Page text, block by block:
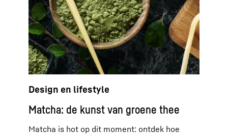
Design en lifestyle
Matcha: de kunst van groene thee
Matcha is hot op dit moment: ontdek hoe